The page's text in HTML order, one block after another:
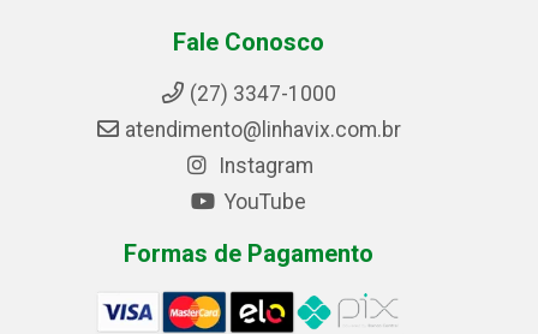
Fale Conosco
(27) 3347-1000
atendimento@linhavix.com.br
Instagram
YouTube
Formas de Pagamento